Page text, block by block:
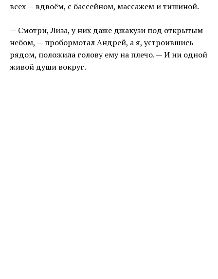
всех — вдвоём, с бассейном, массажем и тишиной.
— Смотри, Лиза, у них даже джакузи под открытым
небом, — пробормотал Андрей, а я, устроившись
рядом, положила голову ему на плечо. — И ни одной
живой души вокруг.